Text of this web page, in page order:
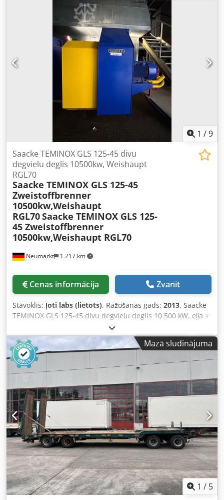
1 /9
Neumarkt 1 217 km
Saacke TEMINOX GLS 125-45 divu
degvielu deglis 10500kw, Weishaupt
RGL70
Saacke TEMINOX GLS 125-45
Zweistoffbrenner
10500kw,Weishaupt
RGL70Saacke TEMINOX GLS 125-
45 Zweistoffbrenner
10500kw,Weishaupt RGL70
Cenas informācija Zvanīt
Stāvoklis: ļoti labs (lietots), Ražošanas gads: 2013, Saacke
TEMINOX GLS 125-45 divu degvielu deglis 10 500 kW, eļļa +
gāze. Ražošanas gads: 2013. Codevrkcnjpfx Af Usrf
Mazā sludinājuma
1 / 5